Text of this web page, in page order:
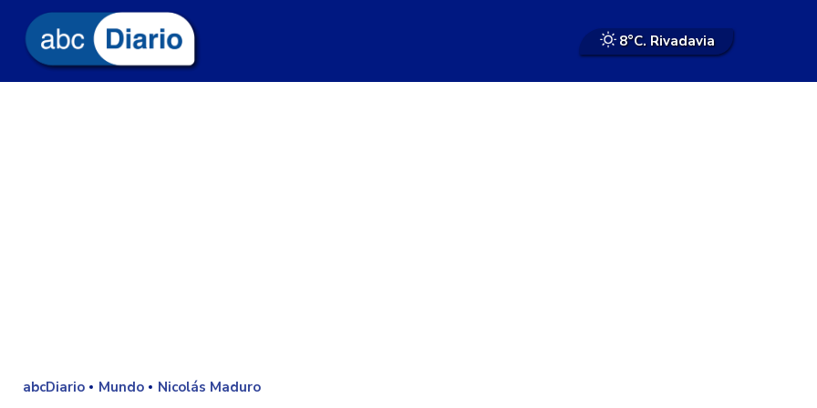
8°C. Rivadavia
abcDiario Mundo Nicolás Maduro